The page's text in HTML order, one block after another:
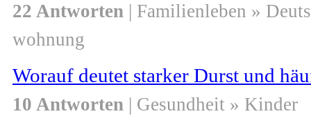
22 Antworten | Familienleben »
wohnung
Worauf deutet starker Durst und
10 Antworten | Gesundheit » Kinder